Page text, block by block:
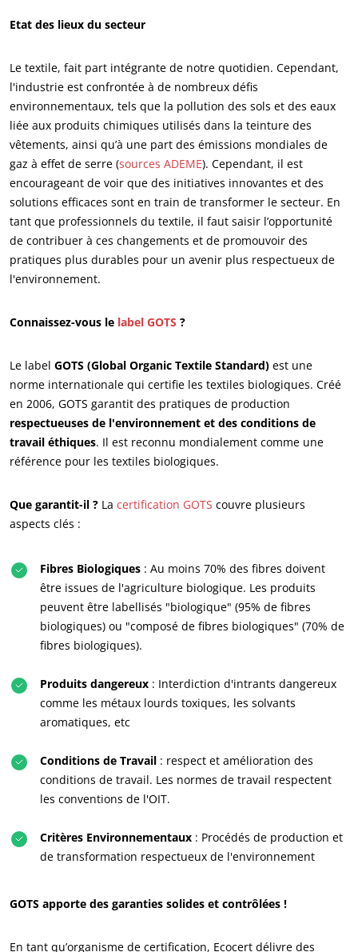
ECOCERT
Qui sommes nous ?
Carrières
NOS ENGAGEMENTS RSE
Progresser avec nos équipes
Etat des lieux du secteur
Le textile, fait part intégrante de notre quotidien. Cependant,
l'industrie est confrontée à de nombreux défis
environnementaux, tels que la pollution des sols et des eaux
liée aux produits chimiques utilisés dans la teinture des
vêtements, ainsi qu’à une part des émissions mondiales de
gaz à effet de serre (sources ADEME). Cependant, il est
encourageant de voir que des initiatives innovantes et des
solutions efficaces sont en train de transformer le secteur. En
tant que professionnels du textile, il faut saisir l’opportunité
de contribuer à ces changements et de promouvoir des
pratiques plus durables pour un avenir plus respectueux de
l'environnement.
Connaissez-vous le label GOTS ?
Le label GOTS (Global Organic Textile Standard) est une
norme internationale qui certifie les textiles biologiques. Créé
en 2006, GOTS garantit des pratiques de production
respectueuses de l'environnement et des conditions de
travail éthiques. Il est reconnu mondialement comme une
référence pour les textiles biologiques.
Que garantit-il ? La certification GOTS couvre plusieurs
aspects clés :
Fibres Biologiques : Au moins 70% des fibres doivent
être issues de l'agriculture biologique. Les produits
peuvent être labellisés "biologique" (95% de fibres
biologiques) ou "composé de fibres biologiques" (70% de
fibres biologiques).
Produits dangereux : Interdiction d'intrants dangereux
comme les métaux lourds toxiques, les solvants
aromatiques, etc
Conditions de Travail : respect et amélioration des
conditions de travail. Les normes de travail respectent
les conventions de l'OIT.
Critères Environnementaux : Procédés de production et
de transformation respectueux de l'environnement
GOTS apporte des garanties solides et contrôlées !
En tant qu’organisme de certification, Ecocert délivre des